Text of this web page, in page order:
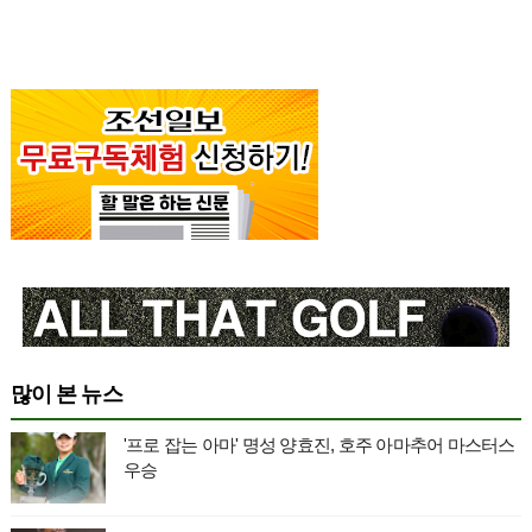
많이 본 뉴스
'프로 잡는 아마' 명성 양효진, 호주 아마추어 마스터스
우승